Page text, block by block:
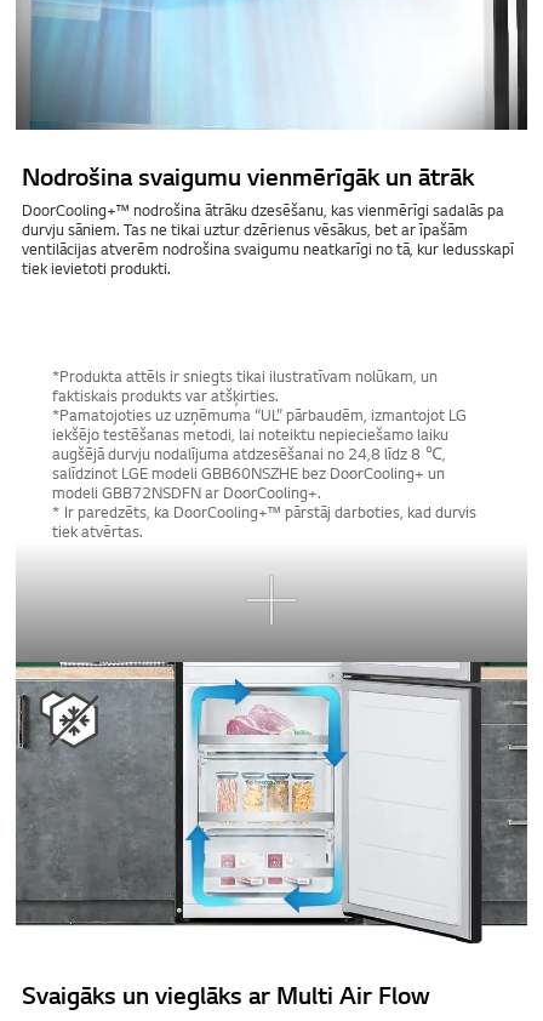
Nodrošina svaigumu vienmērīgāk un ātrāk
DoorCooling+™ nodrošina ātrāku dzesēšanu, kas vienmērīgi sadalās pa
durvju sāniem. Tas ne tikai uztur dzērienus vēsākus, bet ar īpašām
ventilācijas atverēm nodrošina svaigumu neatkarīgi no tā, kur ledusskapī
tiek ievietoti produkti.
*Produkta attēls ir sniegts tikai ilustratīvam nolūkam, un
faktiskais produkts var atšķirties.
*Pamatojoties uz uzņēmuma “UL” pārbaudēm, izmantojot LG
iekšējo testēšanas metodi, lai noteiktu nepieciešamo laiku
augšējā durvju nodalījuma atdzesēšanai no 24,8 līdz 8 ℃,
salīdzinot LGE modeli GBB60NSZHE bez DoorCooling+ un
modeli GBB72NSDFN ar DoorCooling+.
* Ir paredzēts, ka DoorCooling+™ pārstāj darboties, kad durvis
tiek atvērtas.
Svaigāks un vieglāks ar Multi Air Flow